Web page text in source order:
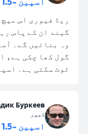
ریڈ فیوری اس
گیند ان کے پاس
گول کھا چکی ہے،
ٹوٹ سکتی ہے۔ اسپین -1.5 میری
Буркеев
کیپر
اسپین -1.5